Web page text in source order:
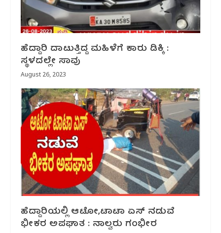
ಹೆದ್ದಾರಿ ದಾಟುತ್ತಿದ್ದ ಮಹಿಳೆಗೆ ಕಾರು ಡಿಕ್ಕಿ :
ಸ್ಥಳದಲ್ಲೇ ಸಾವು
August 26, 2023
ಹೆದ್ದಾರಿಯಲ್ಲಿ ಆಟೋ,ಟಾಟಾ ಏಸ್ ನಡುವೆ
ಭೀಕರ ಅಪಘಾತ : ನಾಲ್ವರು ಗಂಭೀರ